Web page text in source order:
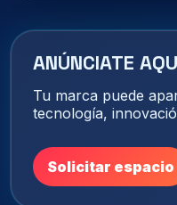
ANÚNCIATE
Tu marca puede
tecnología,
Solicitar espacio